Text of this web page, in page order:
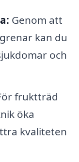
Genom att
kan du
och
fruktträd
öka
kvaliteten